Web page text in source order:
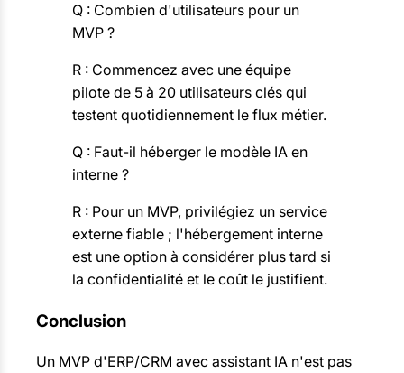
Q : Combien d'utilisateurs pour un
MVP ?
R : Commencez avec une équipe
pilote de 5 à 20 utilisateurs clés qui
testent quotidiennement le flux métier.
Q : Faut-il héberger le modèle IA en
interne ?
R : Pour un MVP, privilégiez un service
externe fiable ; l'hébergement interne
est une option à considérer plus tard si
la confidentialité et le coût le justifient.
Conclusion
Un MVP d'ERP/CRM avec assistant IA n'est pas